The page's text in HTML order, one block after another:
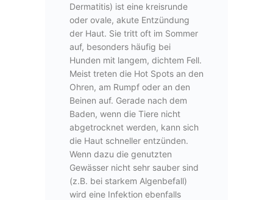
Dermatitis) ist eine kreisrunde
oder ovale, akute Entzündung
der Haut. Sie tritt oft im Sommer
auf, besonders häufig bei
Hunden mit langem, dichtem Fell.
Meist treten die Hot Spots an den
Ohren, am Rumpf oder an den
Beinen auf. Gerade nach dem
Baden, wenn die Tiere nicht
abgetrocknet werden, kann sich
die Haut schneller entzünden.
Wenn dazu die genutzten
Gewässer nicht sehr sauber sind
(z.B. bei starkem Algenbefall)
wird eine Infektion ebenfalls